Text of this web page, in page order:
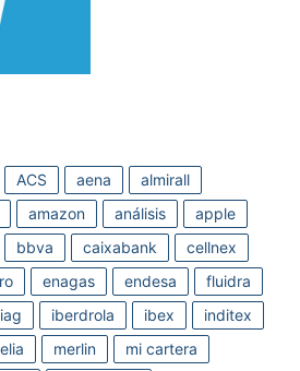
ACS aena
almirall
amazon análisis
apple
bbva caixabank
cellnex
enagas endesa
fluidra
iag iberdrola ibex
inditex
merlin
mi cartera